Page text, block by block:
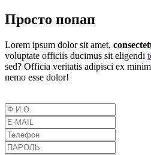
Просто попап
Lorem ipsum dolor sit amet,
voluptate officiis ducimus sit eligendi
sed? Officia veritatis adipisci ex
nemo esse dolor!